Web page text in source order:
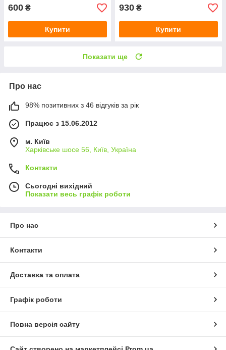
600 ₴
Купити
930 ₴
Купити
Показати ще
Про нас
98% позитивних з 46 відгуків за рік
Працює з 15.06.2012
м. Київ
Харківське шосе 56, Київ, Україна
Контакти
Сьогодні вихідний
Показати весь графік роботи
Про нас
Контакти
Доставка та оплата
Графік роботи
Повна версія сайту